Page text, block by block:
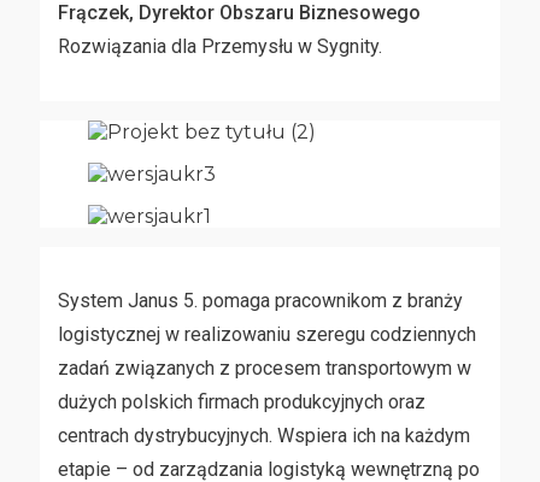
Frączek, Dyrektor Obszaru Biznesowego
Rozwiązania dla Przemysłu w Sygnity.
System Janus 5. pomaga pracownikom z branży
logistycznej w realizowaniu szeregu codziennych
zadań związanych z procesem transportowym w
dużych polskich firmach produkcyjnych oraz
centrach dystrybucyjnych. Wspiera ich na każdym
etapie – od zarządzania logistyką wewnętrzną po